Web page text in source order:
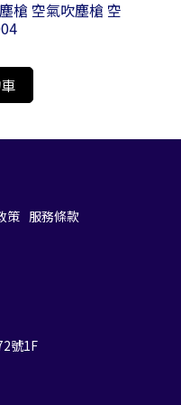
槍 空氣吹塵槍 空
策 服務條款
號1F